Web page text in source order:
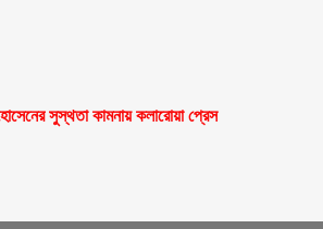
সুস্থতা কামনায় কলারোয়া প্রেস